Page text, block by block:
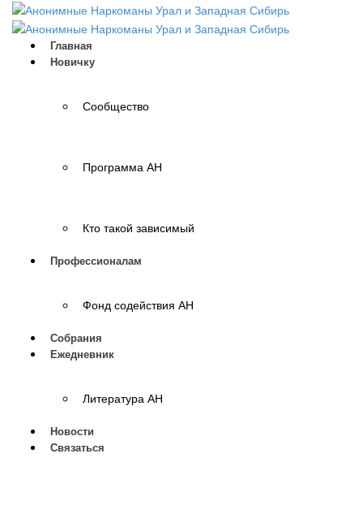
Главная
Новичку
Сообщество
Программа АН
Кто такой зависимый
Профессионалам
Фонд содействия АН
Собрания
Ежедневник
Литература АН
Новости
Связаться